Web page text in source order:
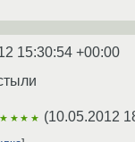
15:30:54 +00:00
★★★★ (10.05.2012